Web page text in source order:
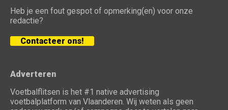
Heb je een fout gespot of opmerking(en) voor onze
redactie?
Contacteer ons!
Adverteren
Voetbalflitsen is het #1 native advertising
voetbalplatform van Vlaanderen. Wij weten als geen